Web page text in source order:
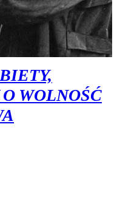
WOLNOŚĆ